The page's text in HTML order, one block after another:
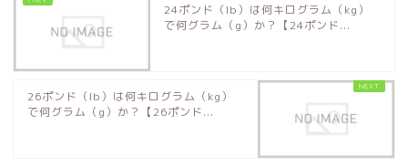
24ポンド（lb）は何キログラム（kg）
で何グラム（g）か？【24ポンド...
26ポンド（lb）は何キログラム（kg）
で何グラム（g）か？【26ポンド...